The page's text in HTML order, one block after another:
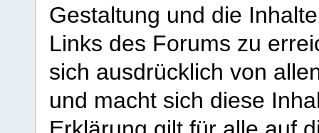
Gestaltung und die
Links des Forums zu
sich ausdrücklich von
und macht sich diese